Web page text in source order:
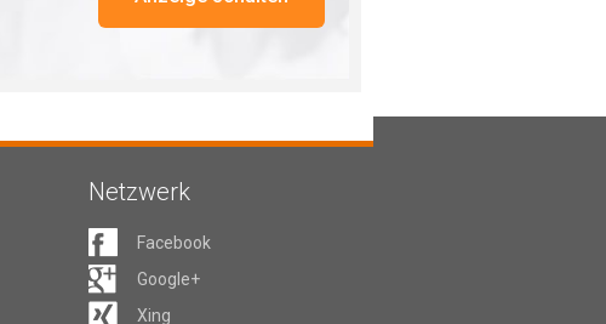
Netzwerk
Facebook
Google+
Xing